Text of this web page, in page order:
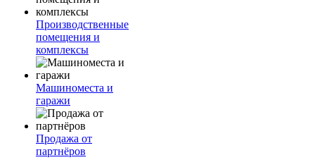
Производственные
помещения и
комплексы
Машиноместа и
гаражи
Продажа от
партнёров